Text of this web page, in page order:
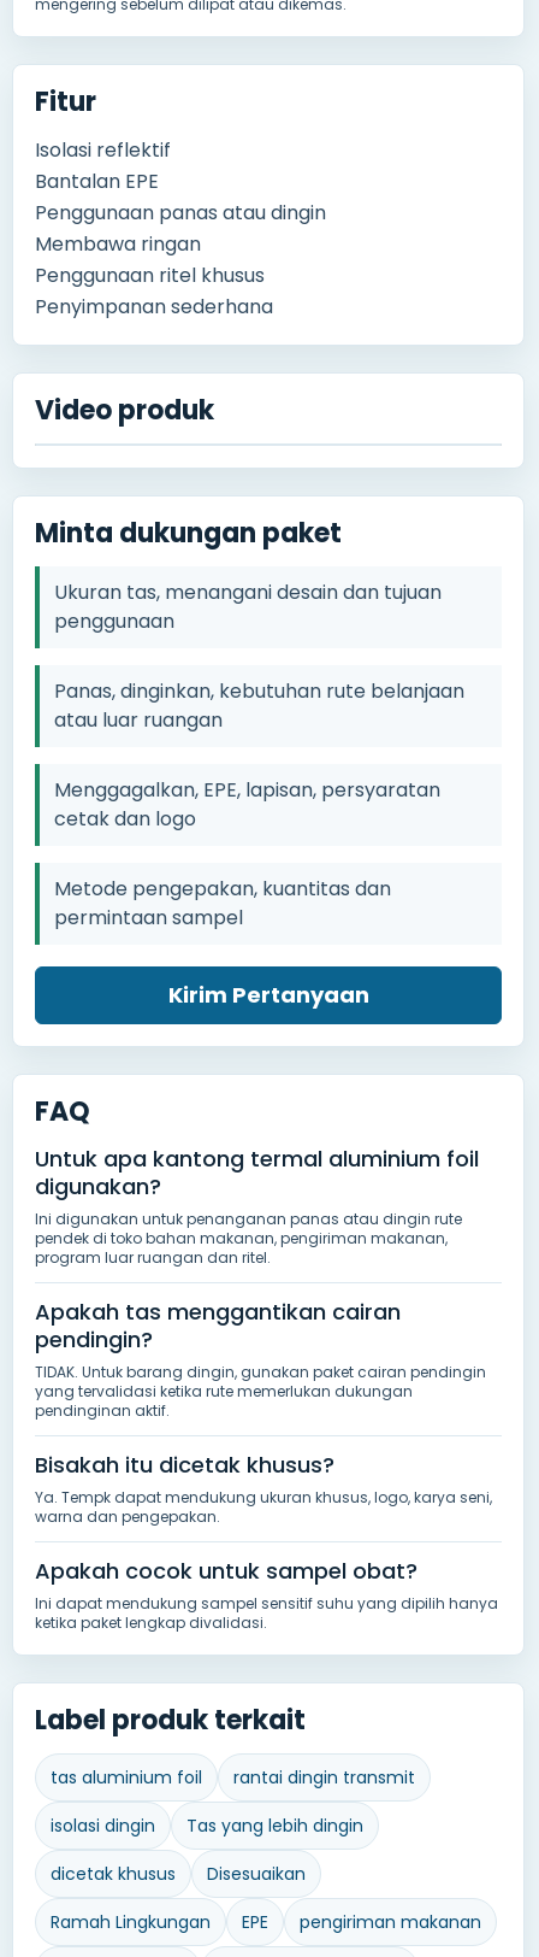
mengering sebelum dilipat atau dikemas.
Fitur
Isolasi reflektif
Bantalan EPE
Penggunaan panas atau dingin
Membawa ringan
Penggunaan ritel khusus
Penyimpanan sederhana
Video produk
Minta dukungan paket
Ukuran tas, menangani desain dan tujuan
penggunaan
Panas, dinginkan, kebutuhan rute belanjaan
atau luar ruangan
Menggagalkan, EPE, lapisan, persyaratan
cetak dan logo
Metode pengepakan, kuantitas dan
permintaan sampel
Kirim Pertanyaan
FAQ
Untuk apa kantong termal aluminium foil
digunakan?
Ini digunakan untuk penanganan panas atau dingin rute
pendek di toko bahan makanan, pengiriman makanan,
program luar ruangan dan ritel.
Apakah tas menggantikan cairan
pendingin?
TIDAK. Untuk barang dingin, gunakan paket cairan pendingin
yang tervalidasi ketika rute memerlukan dukungan
pendinginan aktif.
Bisakah itu dicetak khusus?
Ya. Tempk dapat mendukung ukuran khusus, logo, karya seni,
warna dan pengepakan.
Apakah cocok untuk sampel obat?
Ini dapat mendukung sampel sensitif suhu yang dipilih hanya
ketika paket lengkap divalidasi.
Label produk terkait
tas aluminium foil
rantai dingin transmit
isolasi dingin
Tas yang lebih dingin
dicetak khusus
Disesuaikan
Ramah Lingkungan
EPE
pengiriman makanan